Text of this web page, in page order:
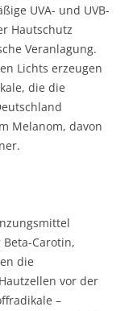
UVA- und UVB-
Hautschutz
Veranlagung.
Lichts erzeugen
die die
Melanom, davon
Carotin,
die
vor der
–